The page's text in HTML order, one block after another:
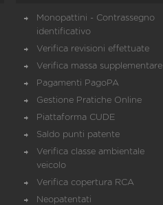
Monopattini - Contrassegno
identificativo
Verifica revisioni effettuate
Verifica massa supplementare
Pagamenti PagoPA
Gestione Pratiche Online
Piattaforma CUDE
Saldo punti patente
Verifica classe ambientale
veicolo
Verifica copertura RCA
Neopatentati